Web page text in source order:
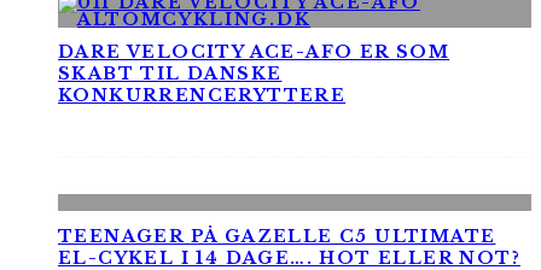
DARE VELOCITY ACE-AFO ER SOM
SKABT TIL DANSKE
KONKURRENCERYTTERE
TEENAGER PÅ GAZELLE C5 ULTIMATE
EL-CYKEL I 14 DAGE…. HOT ELLER NOT?